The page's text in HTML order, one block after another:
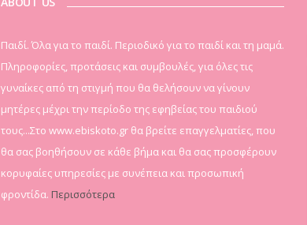
Παιδί. Όλα για το παιδί. Περιοδικό για το παιδί και τη μαμά.
Πληροφορίες, προτάσεις και συμβουλές, για όλες τις
γυναίκες από τη στιγμή που θα θελήσουν να γίνουν
μητέρες μέχρι την περίοδο της εφηβείας του παιδιού
τους...Στο www.ebiskoto.gr θα βρείτε επαγγελματίες, που
θα σας βοηθήσουν σε κάθε βήμα και θα σας προσφέρουν
κορυφαίες υπηρεσίες με συνέπεια και προσωπική
φροντίδα. Περισσότερα